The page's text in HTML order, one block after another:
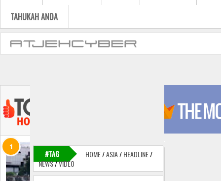
TAHUKAH ANDA
#TAG HOME/ASIA/HEADLINE/
NEWS/VIDEO